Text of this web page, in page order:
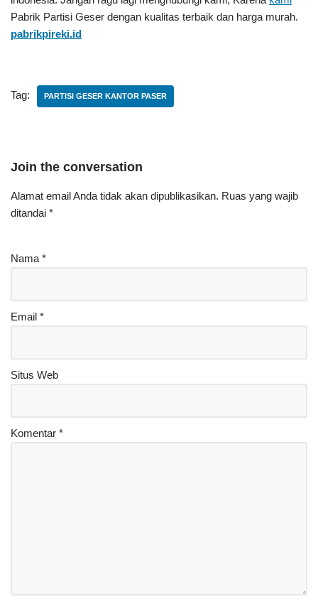
Pabrik Partisi Geser dengan kualitas terbaik dan harga murah.
pabrikpireki.id
Tag: PARTISI GESER KANTOR PASER
Join the conversation
Alamat email Anda tidak akan dipublikasikan. Ruas yang wajib
ditandai *
Nama *
Email *
Situs Web
Komentar *